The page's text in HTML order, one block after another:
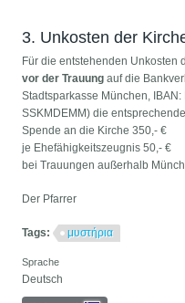
3. Unkosten der
Für die entstehenden Unkosten
vor der Trauungauf die
Stadtsparkasse München,
SSKMDEMM) die
Spende an die Kirche 350,- €
je Ehefähigkeitszeugnis 50,- €
bei Trauungen außerhalb
Der Pfarrer
Tags: μυστήρια
Sprache
Deutsch